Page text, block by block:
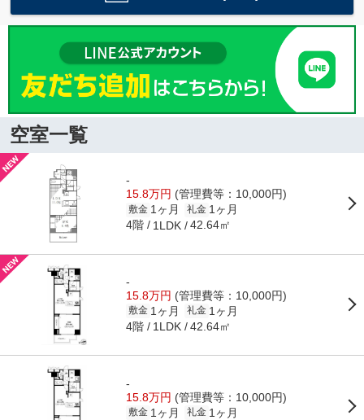
空室一覧
-
15.8万円 (管理費等：10,000円)
敷金 1ヶ月 礼金 1ヶ月
4階 1LDK 42.64㎡
-
15.8万円 (管理費等：10,000円)
敷金 1ヶ月 礼金 1ヶ月
4階 1LDK 42.64㎡
-
15.8万円 (管理費等：10,000円)
敷金 1ヶ月 礼金 1ヶ月